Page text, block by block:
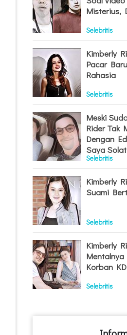
Misterius,
Selebritis
Kimberly
Pacar
Rahasia
Selebritis
Meski
Rider Tak
Dengan
Saya
Selebritis
Kimberly
Suami
Selebritis
Kimberly
Mentalnya
Korban
Selebritis